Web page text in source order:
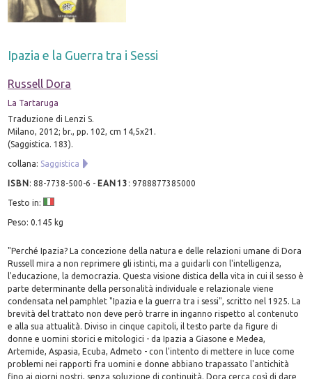
Ipazia e la Guerra tra i Sessi
Russell Dora
La Tartaruga
Traduzione di Lenzi S.
Milano, 2012; br., pp. 102, cm 14,5x21.
(Saggistica. 183).
collana: Saggistica
ISBN:88-7738-500-6 - EAN13 :9788877385000
Testo in:
Peso: 0.145 kg
"Perché Ipazia? La concezione della natura e delle relazioni umane di Dora
Russell mira a non reprimere gli istinti, ma a guidarli con l'intelligenza,
l'educazione, la democrazia. Questa visione distica della vita in cui il sesso è
parte determinante della personalità individuale e relazionale viene
condensata nel pamphlet "Ipazia e la guerra tra i sessi", scritto nel 1925. La
brevità del trattato non deve però trarre in inganno rispetto al contenuto
e alla sua attualità. Diviso in cinque capitoli, il testo parte da figure di
donne e uomini storici e mitologici - da Ipazia a Giasone e Medea,
Artemide, Aspasia, Ecuba, Admeto - con l'intento di mettere in luce come
problemi nei rapporti fra uomini e donne abbiano trapassato l'antichità
fino ai giorni nostri, senza soluzione di continuità. Dora cerca così di dare